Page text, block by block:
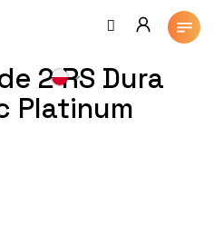
2 RS Dura
Platinum